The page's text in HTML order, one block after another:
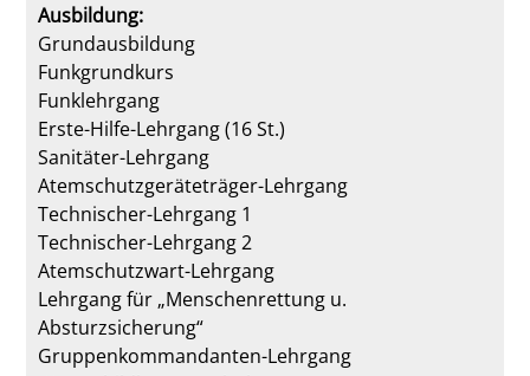
Ausbildung:
Grundausbildung
Funkgrundkurs
Funklehrgang
Erste-Hilfe-Lehrgang (16 St.)
Sanitäter-Lehrgang
Atemschutzgeräteträger-Lehrgang
Technischer-Lehrgang 1
Technischer-Lehrgang 2
Atemschutzwart-Lehrgang
Lehrgang für „Menschenrettung u.
Absturzsicherung“
Gruppenkommandanten-Lehrgang